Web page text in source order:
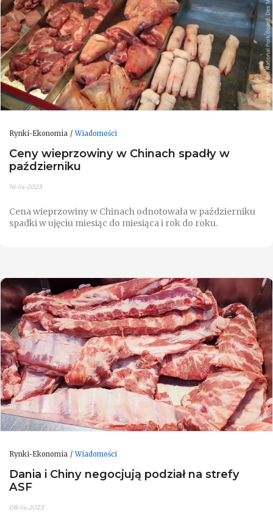
Rynki-Ekonomia Wiadomości
Ceny wieprzowiny w Chinach spadły w
październiku
16-lis-2023
Cena wieprzowiny w Chinach odnotowała w październiku
spadki w ujęciu miesiąc do miesiąca i rok do roku.
Rynki-Ekonomia Wiadomości
Dania i Chiny negocjują podział na strefy
ASF
08-lis-2023